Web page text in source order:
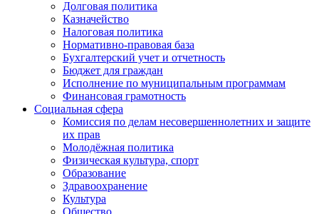
Долговая политика
Казначейство
Налоговая политика
Нормативно-правовая база
Бухгалтерский учет и отчетность
Бюджет для граждан
Исполнение по муниципальным программам
Финансовая грамотность
Социальная сфера
Комиссия по делам несовершеннолетних и защите
их прав
Молодёжная политика
Физическая культура, спорт
Образование
Здравоохранение
Культура
Общество